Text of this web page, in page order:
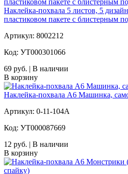
Наклейка-похвала 5 листов, 5
пластиковом пакете с блистерным
Артикул: 8002212
Код: УТ000301066
69 руб. | В наличии
В корзину
Наклейка-похвала А6 Машинка,
Артикул: 0-11-104А
Код: УТ000087669
12 руб. | В наличии
В корзину